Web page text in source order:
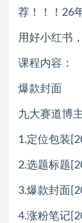
荐！！！26
用好小红书
课程内容：
爆款封面
九大赛道博
1.定位包装
2.选题标题
3.爆款封面
4.涨粉笔记